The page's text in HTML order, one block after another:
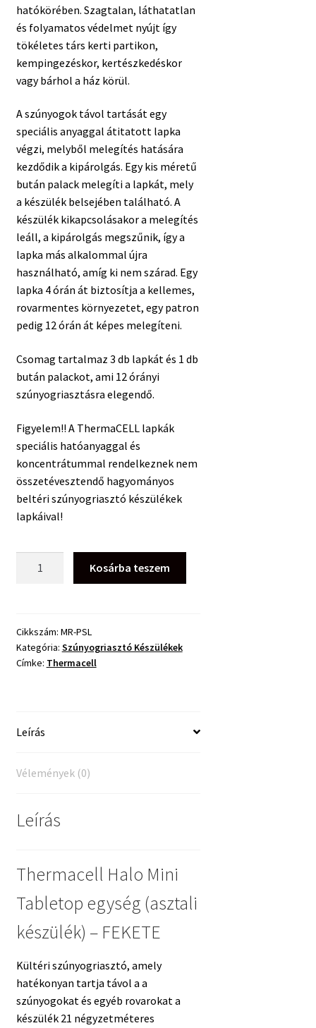
hatókörében. Szagtalan, láthatatlan
és folyamatos védelmet nyújt így
tökéletes társ kerti partikon,
kempingezéskor, kertészkedéskor
vagy bárhol a ház körül.
A szúnyogok távol tartását egy
speciális anyaggal átitatott lapka
végzi, melyből melegítés hatására
kezdődik a kipárolgás. Egy kis méretű
bután palack melegíti a lapkát, mely
a készülék belsejében található. A
készülék kikapcsolásakor a melegítés
leáll, a kipárolgás megszűnik, így a
lapka más alkalommal újra
használható, amíg ki nem szárad. Egy
lapka 4 órán át biztosítja a kellemes,
rovarmentes környezetet, egy patron
pedig 12 órán át képes melegíteni.
Csomag tartalmaz 3 db lapkát és 1 db
bután palackot, ami 12 órányi
szúnyogriasztásra elegendő.
Figyelem!! A ThermaCELL lapkák
speciális hatóanyaggal és
koncentrátummal rendelkeznek nem
összetévesztendő hagyományos
beltéri szúnyogriasztó készülékek
lapkáival!
egység
(asztali
készülék)
Kosárba teszem
Cikkszám: MR-PSL
Kategória: Szúnyogriasztó Készülékek
Címke: Thermacell
Leírás
Vélemények (0)
Leírás
Thermacell Halo Mini
Tabletop egység (asztali
készülék) – FEKETE
Kültéri szúnyogriasztó, amely
hatékonyan tartja távol a a
szúnyogokat és egyéb rovarokat a
készülék 21 négyzetméteres